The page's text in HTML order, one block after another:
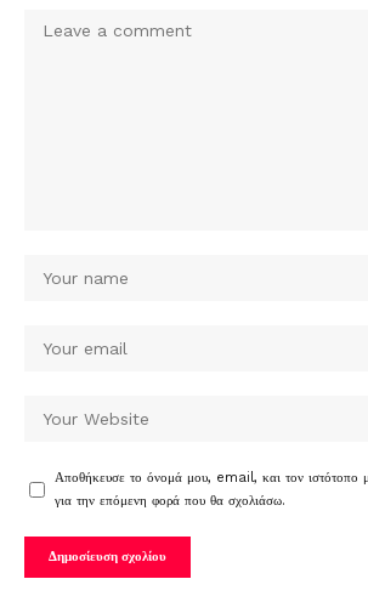
Αποθήκευσε το όνομά μου, email, και τον ιστότοπο
για την επόμενη φορά που θα σχολιάσω.